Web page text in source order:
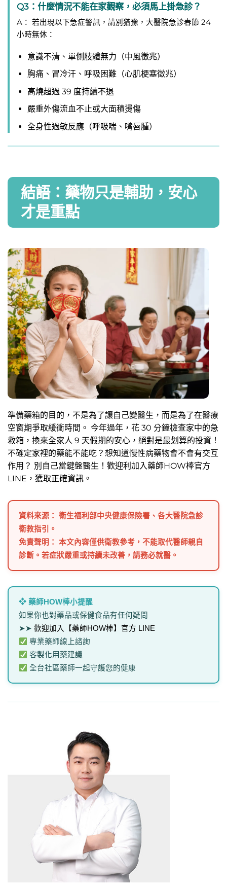
Q3：什麼情況不能在家觀察，必須馬上掛急診？
A： 若出現以下急症警訊，請別猶豫，大醫院急診春節 24
小時無休：
意識不清、單側肢體無力（中風徵兆）
胸痛、冒冷汗、呼吸困難（心肌梗塞徵兆）
高燒超過 39 度持續不退
嚴重外傷流血不止或大面積燙傷
全身性過敏反應（呼吸喘、嘴唇腫）
​結語：藥物只是輔助，安心
才是重點
準備藥箱的目的，不是為了讓自己變醫生，而是為了在醫療
空窗期爭取緩衝時間。 今年過年，花 30 分鐘檢查家中的急
救箱，換來全家人 9 天假期的安心，絕對是最划算的投資！
不確定家裡的藥能不能吃？想知道慢性病藥物會不會有交互
作用？ 別自己當鍵盤醫生！歡迎利加入藥師HOW棒官方
LINE，獲取正確資訊。
資料來源： 衛生福利部中央健康保險署、各大醫院急診
衛教指引。
免責聲明： 本文內容僅供衛教參考，不能取代醫師親自
診斷。若症狀嚴重或持續未改善，請務必就醫。
❖ 藥師HOW棒小提醒
如果你也對藥品或保健食品有任何疑問
➤➤ 歡迎加入【藥師HOW棒】官方 LINE
專業藥師線上諮詢
客製化用藥建議
全台社區藥師一起守護您的健康